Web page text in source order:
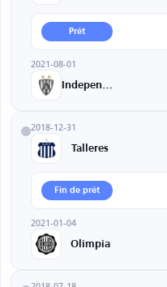
Prêt
2021-08-01
2018-12-31
Talleres
Fin de prêt
2021-01-04
Olimpia